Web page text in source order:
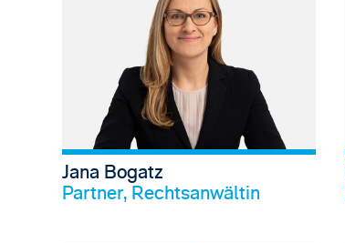
Jana Bogatz
Partner, Rechtsanwältin